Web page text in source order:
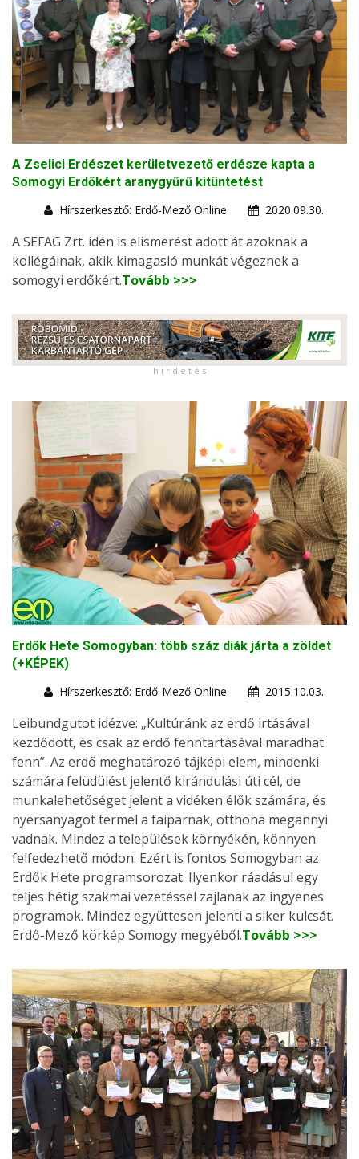
A Zselici Erdészet kerületvezető erdésze kapta a
Somogyi Erdőkért aranygyűrű kitüntetést
Hírszerkesztő: Erdő-Mező Online
2020.09.30.
A SEFAG Zrt. idén is elismerést adott át azoknak a
kollégáinak, akik kimagasló munkát végeznek a
somogyi erdőkért.Tovább >>>
h i r d e t é s
Erdők Hete Somogyban: több száz diák járta a zöldet
(+KÉPEK)
Hírszerkesztő: Erdő-Mező Online
2015.10.03.
Leibundgutot idézve: „Kultúránk az erdő irtásával
kezdődött, és csak az erdő fenntartásával maradhat
fenn”. Az erdő meghatározó tájképi elem, mindenki
számára felüdülést jelentő kirándulási úti cél, de
munkalehetőséget jelent a vidéken élők számára, és
nyersanyagot termel a faiparnak, otthona megannyi
vadnak. Mindez a települések környékén, könnyen
felfedezhető módon. Ezért is fontos Somogyban az
Erdők Hete programsorozat. Ilyenkor ráadásul egy
teljes hétig szakmai vezetéssel zajlanak az ingyenes
programok. Mindez együttesen jelenti a siker kulcsát.
Erdő-Mező körkép Somogy megyéből.Tovább >>>